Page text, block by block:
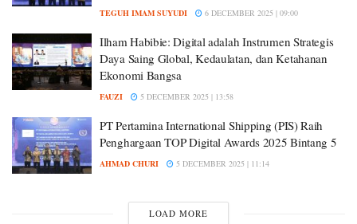
TEGUH IMAM SUYUDI 6 DECEMBER 2025 | 09:00
Ilham Habibie: Digital adalah Instrumen Strategis
Daya Saing Global, Kedaulatan, dan Ketahanan
Ekonomi Bangsa
FAUZI 5 DECEMBER 2025 | 13:58
PT Pertamina International Shipping (PIS) Raih
Penghargaan TOP Digital Awards 2025 Bintang 5
AHMAD CHURI 5 DECEMBER 2025 | 11:14
LOAD MORE